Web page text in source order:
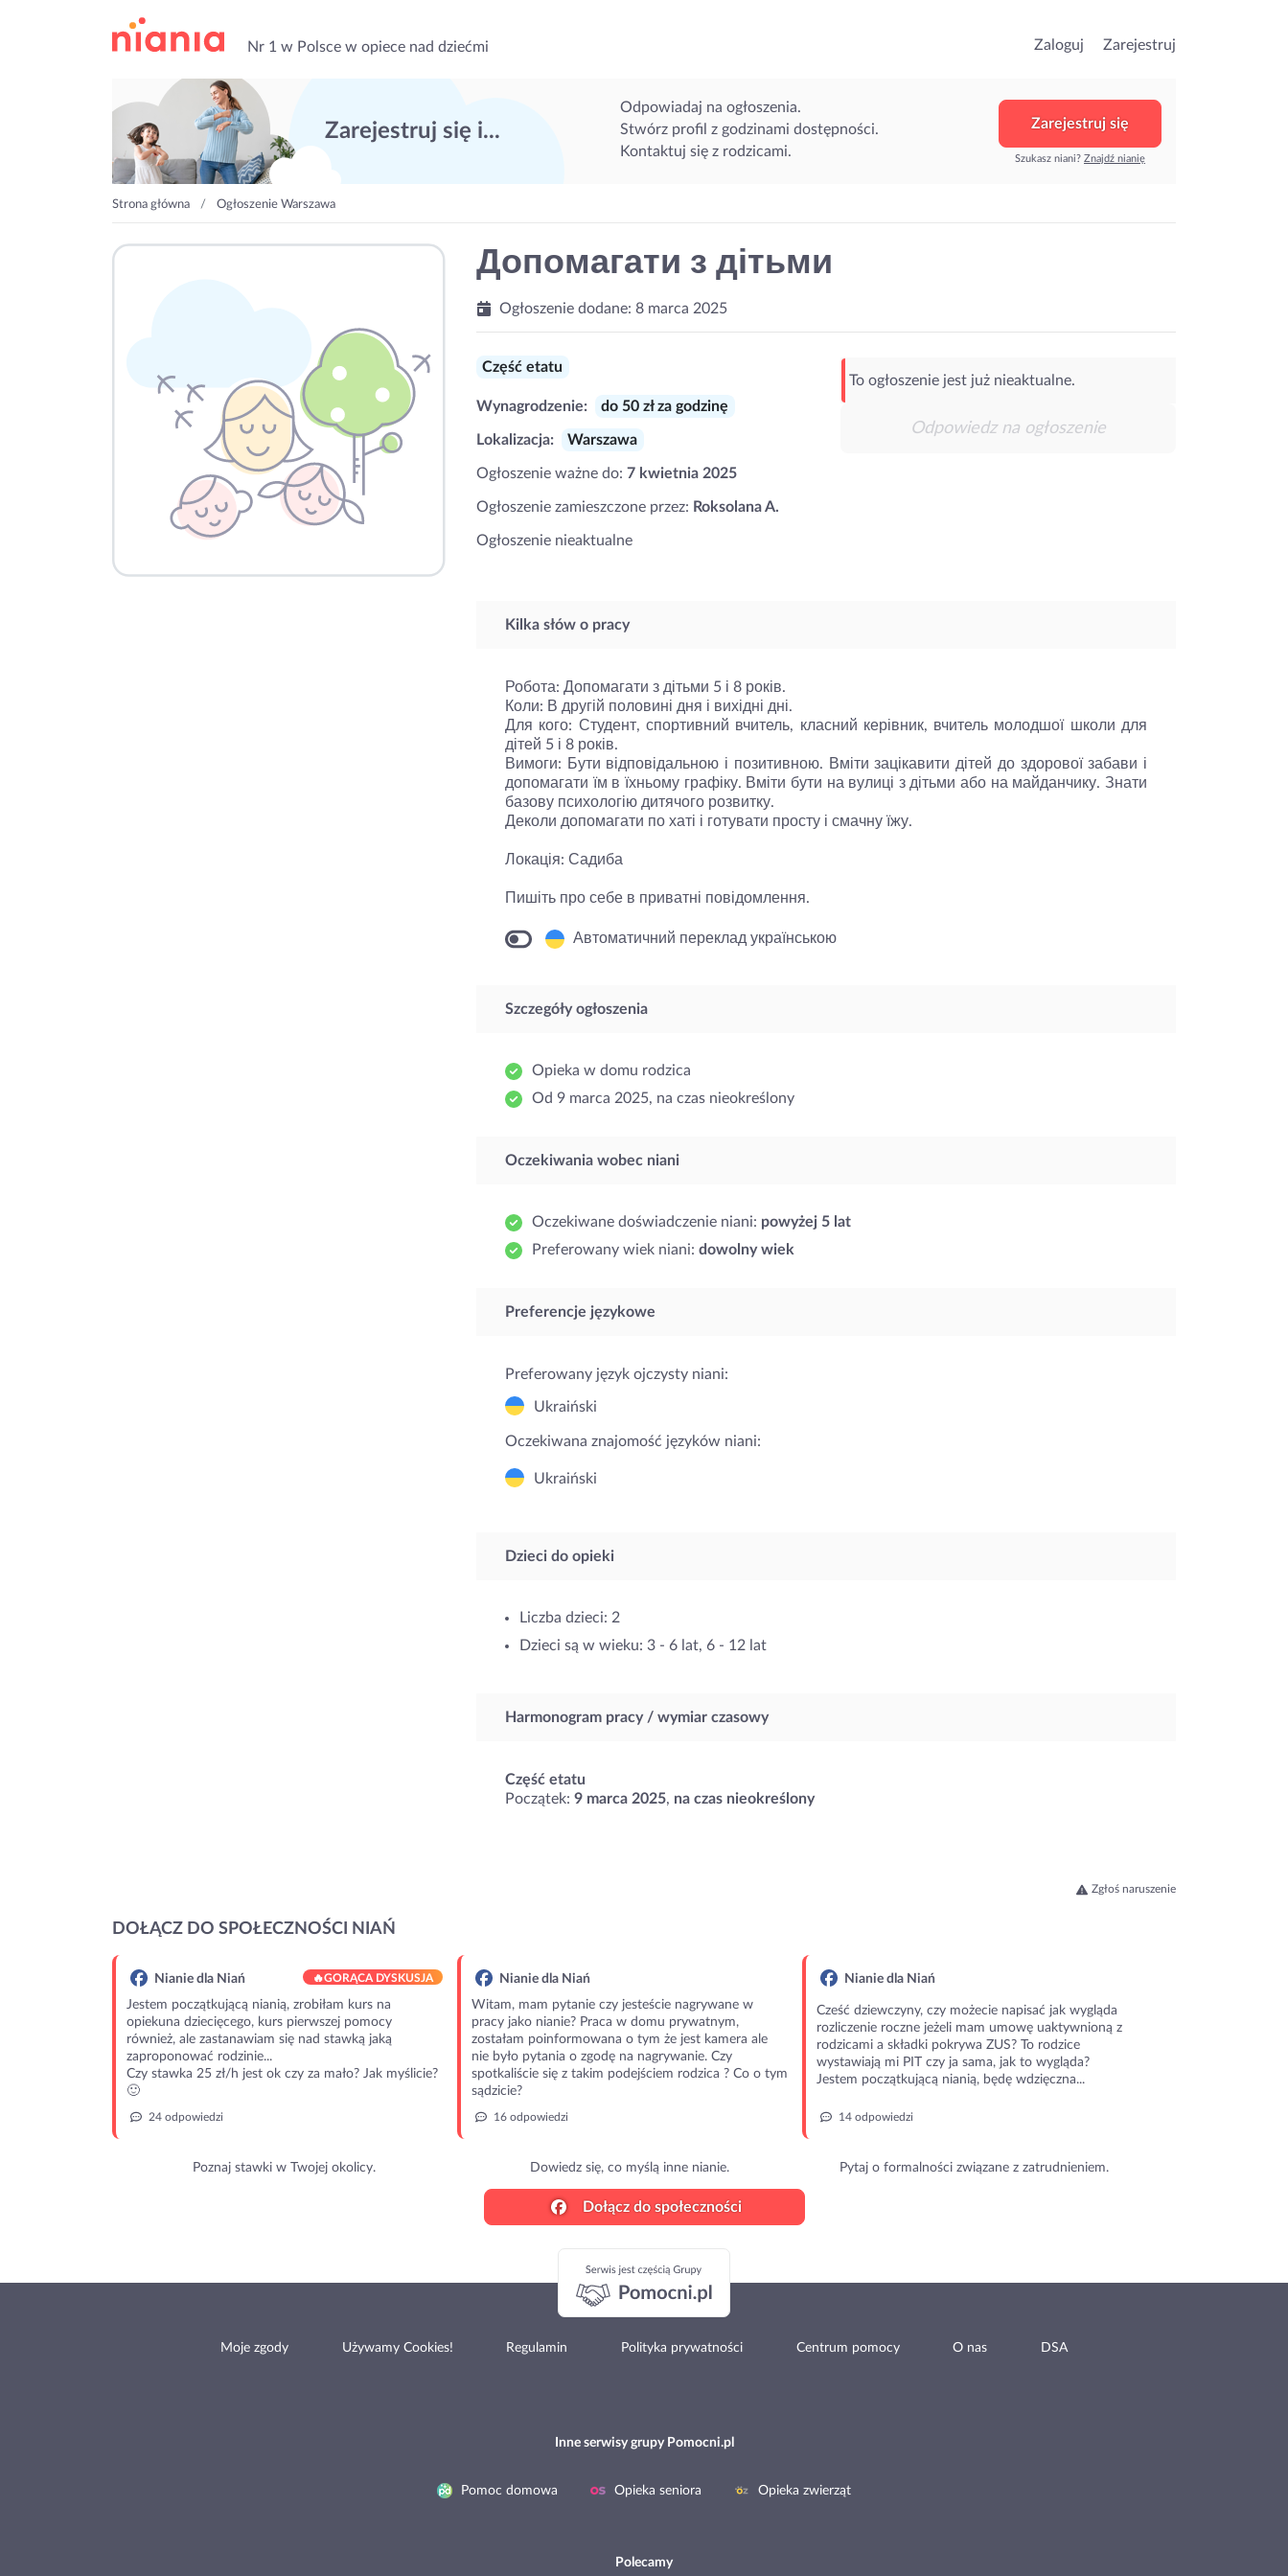
Nr 1 w Polsce w opiece nad dziećmi Zaloguj Zarejestruj
Zarejestruj się i...
Odpowiadaj na ogłoszenia.
Stwórz profil z godzinami dostępności.
Kontaktuj się z rodzicami.
Zarejestruj się
Szukasz niani? Znajdź nianię
Strona główna Ogłoszenie Warszawa
Допомагати з дітьми
Ogłoszenie dodane: 8 marca 2025
Część etatu
Wynagrodzenie: do 50 zł za godzinę
Lokalizacja: Warszawa
Ogłoszenie ważne do: 7 kwietnia 2025
Ogłoszenie zamieszczone przez: Roksolana A.
Ogłoszenie nieaktualne
To ogłoszenie jest już nieaktualne.
Odpowiedz na ogłoszenie
Kilka słów o pracy
Робота: Допомагати з дітьми 5 і 8 років.
Коли: В другій половині дня і вихідні дні.
Для кого: Студент, спортивний вчитель, класний керівник, вчитель молодшої школи для
дітей 5 і 8 років.
Вимоги: Бути відповідальною і позитивною. Вміти зацікавити дітей до здорової забави і
допомагати їм в їхньому графіку. Вміти бути на вулиці з дітьми або на майданчику. Знати
базову психологію дитячого розвитку.
Деколи допомагати по хаті і готувати просту і смачну їжу.
Локація: Садиба
Пишіть про себе в приватні повідомлення.
Автоматичний переклад українською
Szczegóły ogłoszenia
Opieka w domu rodzica
Od 9 marca 2025, na czas nieokreślony
Oczekiwania wobec niani
Oczekiwane doświadczenie niani: powyżej 5 lat
Preferowany wiek niani: dowolny wiek
Preferencje językowe
Preferowany język ojczysty niani:
Ukraiński
Oczekiwana znajomość języków niani:
Ukraiński
Dzieci do opieki
Liczba dzieci: 2
Dzieci są w wieku: 3 - 6 lat, 6 - 12 lat
Harmonogram pracy / wymiar czasowy
Część etatu
Początek: 9 marca 2025, na czas nieokreślony
Zgłoś naruszenie
DOŁĄCZ DO SPOŁECZNOŚCI NIAŃ
Nianie dla Niań 🔥GORĄCA DYSKUSJA
Jestem początkującą nianią, zrobiłam kurs na
opiekuna dziecięcego, kurs pierwszej pomocy
również, ale zastanawiam się nad stawką jaką
zaproponować rodzinie...
Czy stawka 25 zł/h jest ok czy za mało? Jak myślicie?
🙂
24 odpowiedzi
Poznaj stawki w Twojej okolicy.
Nianie dla Niań
Witam, mam pytanie czy jesteście nagrywane w
pracy jako nianie? Praca w domu prywatnym,
zostałam poinformowana o tym że jest kamera ale
nie było pytania o zgodę na nagrywanie. Czy
spotkaliście się z takim podejściem rodzica ? Co o tym
sądzicie?
16 odpowiedzi
Dowiedz się, co myślą inne nianie.
Nianie dla Niań
Cześć dziewczyny, czy możecie napisać jak wygląda
rozliczenie roczne jeżeli mam umowę uaktywnioną z
rodzicami a składki pokrywa ZUS? To rodzice
wystawiają mi PIT czy ja sama, jak to wygląda?
Jestem początkującą nianią, będę wdzięczna...
14 odpowiedzi
Pytaj o formalności związane z zatrudnieniem.
Dołącz do społeczności
Moje zgody Używamy Cookies! Regulamin Polityka prywatności Centrum pomocy O nas DSA
Inne serwisy grupy Pomocni.pl
Pomoc domowa Opieka seniora Opieka zwierząt
Polecamy